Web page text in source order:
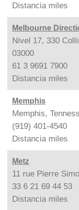
Distancia miles
Melbourne
Nivel 17, 330
03000
61 3 9691 7900
Distancia miles
Memphis
Memphis,
(919) 401-4540
Distancia miles
Metz
11 rue Pierre
33 6 21 69 44 53
Distancia miles